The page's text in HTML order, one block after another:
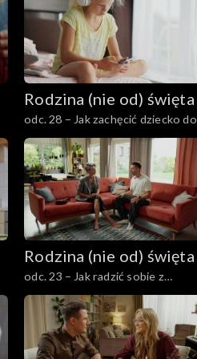
Rodzina (nie od) święta
odc. 28 – Jak zachęcić dziecko do
czytania i ograniczyć czas
ekranów?
Rodzina (nie od) święta
odc. 23 – Jak radzić sobie z
zazdrością w małżeństwie?